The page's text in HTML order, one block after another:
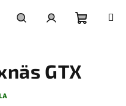
košík
GTX